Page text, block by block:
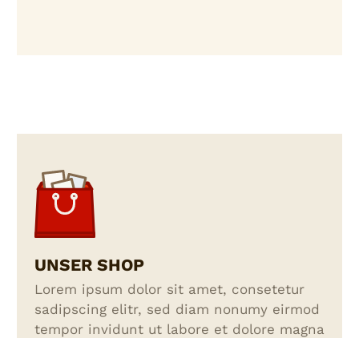
UNSER SHOP
Lorem ipsum dolor sit amet, consetetur
sadipscing elitr, sed diam nonumy eirmod
tempor invidunt ut labore et dolore magna